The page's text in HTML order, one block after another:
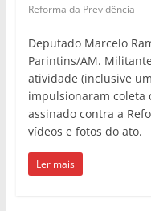
Reforma da Previdência
Deputado Marcelo
Parintins/AM.
atividade (inclusive
impulsionaram coleta
assinado contra a
vídeos e fotos do ato.
Ler mais